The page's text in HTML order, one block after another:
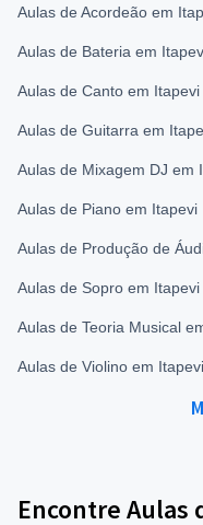
Aulas de Acordeão em
Aulas de Bateria em
Aulas de Canto em Itapevi
Aulas de Guitarra em
Aulas de Mixagem DJ em
Aulas de Piano em Itapevi
Aulas de Produção de
Aulas de Sopro em Itapevi
Aulas de Teoria Musical
Aulas de Violino em Itapevi
Encontre Aulas